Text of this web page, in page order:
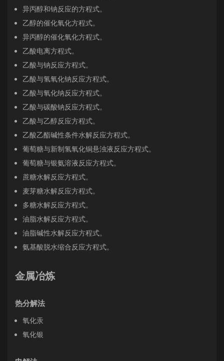
异丙醇和钠反应的方程式。
乙醇的催化氧化方程式。
异丙醇的催化氧化方程式。
乙酸电离方程式。
乙酸与钠反应方程式。
乙酸与氢氧化钠反应方程式。
乙酸与氧化纳反应方程式。
乙酸与碳酸钠反应方程式。
乙酸与乙醇反应方程式。
乙酸乙酯碱性条件水解反应方程式。
葡萄糖与新制氢氧化铜悬浊液反应方程式。
葡萄糖与银氨溶液反应方程式。
蔗糖水解反应方程式。
麦芽糖水解反应方程式。
多糖水解反应方程式。
油脂水解反应方程式。
油脂碱性水解反应方程式。
氨基酸脱水缩合反应方程式。
金属冶炼
热分解法
氧化汞
氧化银